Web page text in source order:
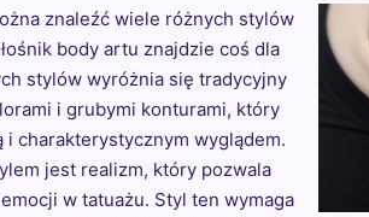
znaleźć wiele różnych stylów
body artu znajdzie coś dla
stylów wyróżnia się tradycyjny
i grubymi konturami, który
charakterystycznym wyglądem.
jest realizm, który pozwala
w tatuażu. Styl ten wymaga